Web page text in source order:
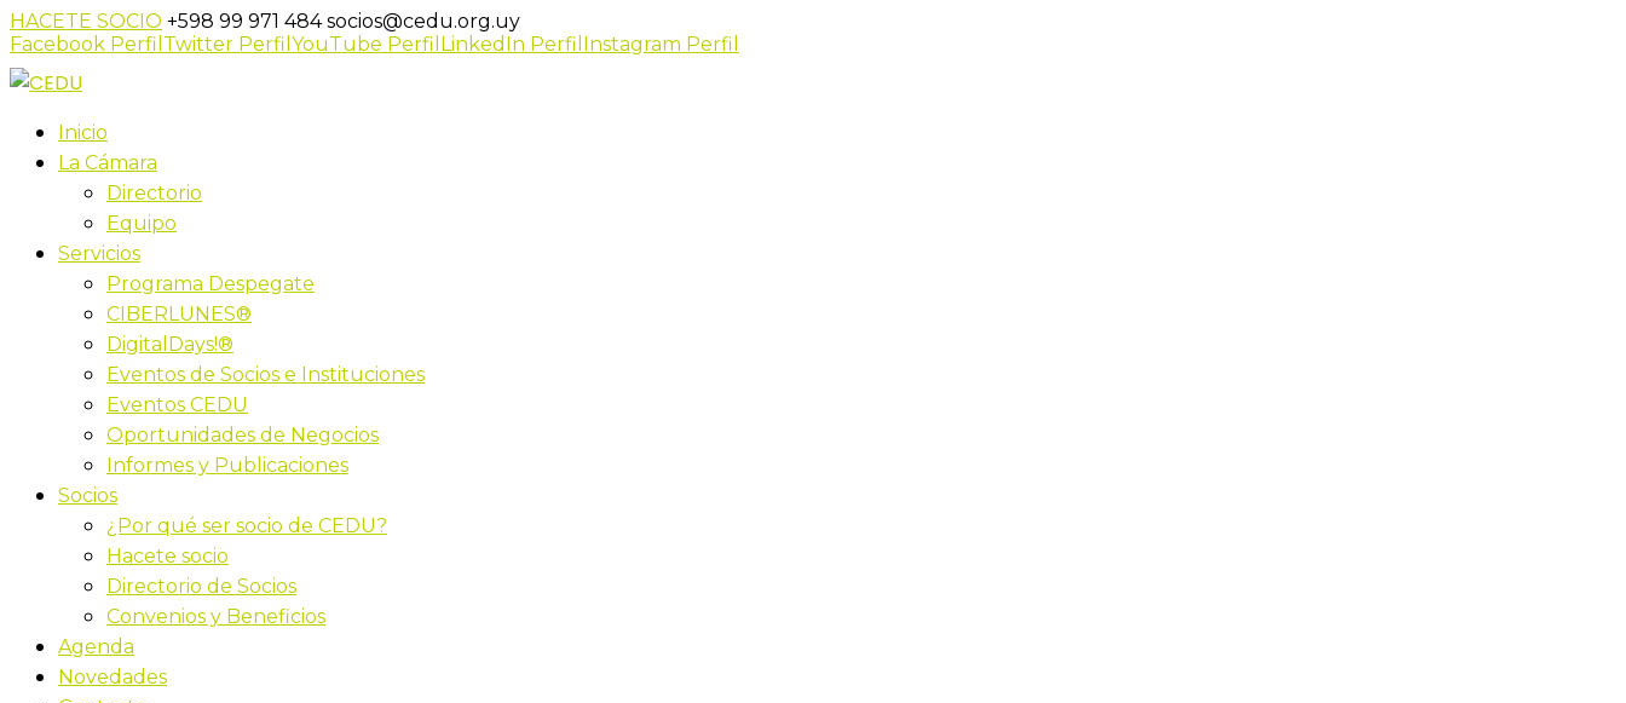
HACETE SOCIO +598 99 971 484socios@cedu.org.uy
Facebook Perfil Twitter Perfil YouTube Perfil LinkedIn Perfil Instagram Perfil
Inicio
La Cámara
Directorio
Equipo
Servicios
Programa Despegate
CIBERLUNES®
DigitalDays!®
Eventos de Socios e Instituciones
Eventos CEDU
Oportunidades de Negocios
Informes y Publicaciones
Socios
¿Por qué ser socio de CEDU?
Hacete socio
Directorio de Socios
Convenios y Beneficios
Agenda
Novedades